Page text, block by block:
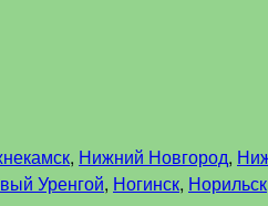
, Нижний Новгород,
Уренгой, Ногинск, Норильск